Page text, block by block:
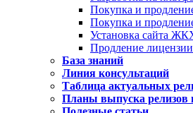
Покупка и
Покупка и
Установка сайта
Продление
База знаний
Линия консультаций
Таблица актуальных
Планы выпуска релизов